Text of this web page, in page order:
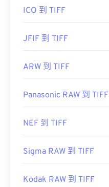
ICO 到 TIFF
JFIF 到 TIFF
ARW 到 TIFF
Panasonic RAW 到 TIFF
NEF 到 TIFF
Sigma RAW 到 TIFF
Kodak RAW 到 TIFF